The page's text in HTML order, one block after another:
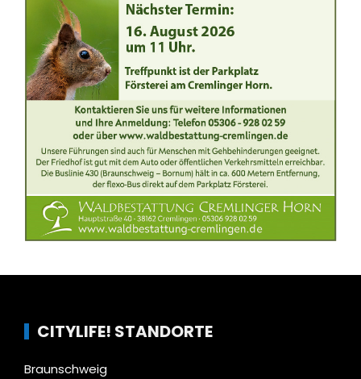
CITYLIFE! STANDORTE
Braunschweig